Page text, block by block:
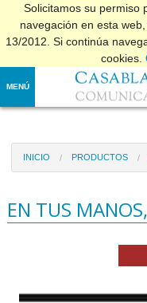
Solicitamos su permiso
navegación en esta
13/2012. Si continúa
cookies.
MENÚ
INICIO PRODUCTOS
EN TUS